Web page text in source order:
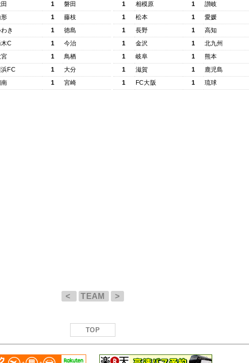
1
磐田
形 1
藤枝
き 1
徳島
C 1
今治
1
鳥栖
FC 1
大分
1 宮崎
1
相模原 1
讃岐
1
松本 1
愛媛
1
長野 1
高知
1
金沢 1
北九州
1
岐阜 1
熊本
1
滋賀 1
鹿児島
1
FC大阪 1 琉球
< TEAM >
TOP